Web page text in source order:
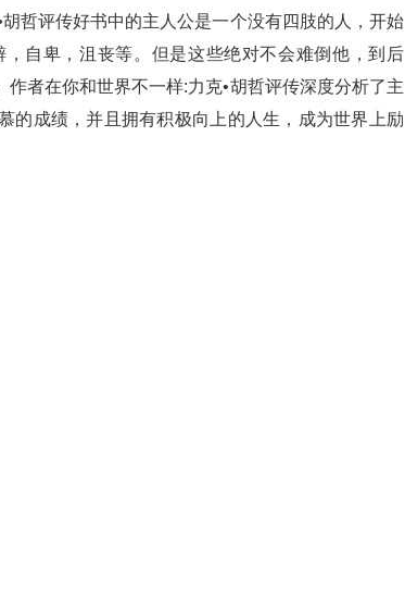
哲评传好书中的主人公是一个没有四肢的人，开始
自卑，沮丧等。但是这些绝对不会难倒他，到后
者在你和世界不一样:力克•胡哲评传深度分析了主
的成绩，并且拥有积极向上的人生，成为世界上励